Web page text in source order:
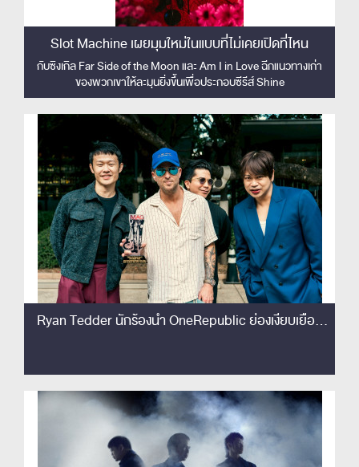
Slot Machine เผยมุมใหม่ในแบบที่ไม่เคยเปิดที่ไหน
กับซิงเกิล Far Side of the Moon และ Am I in Love ฉีกแนวทางเก่า
ของพวกเขาให้ละมุนยิ่งขึ้นเพื่อประกอบซีรีส์ Shine
Ryan Tedder นักร้องนำ OneRepublic ย่องเงียบเยือน